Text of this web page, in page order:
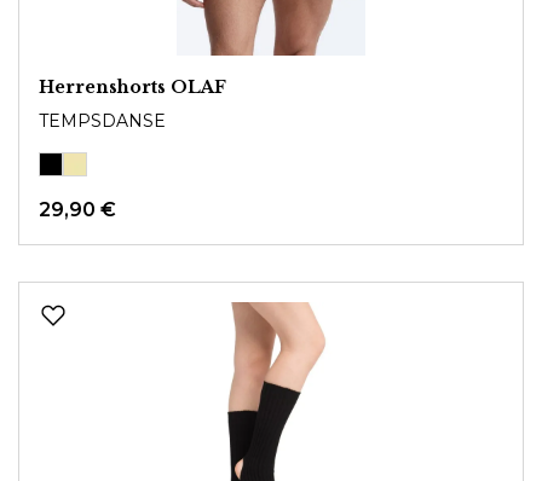
Herrenshorts OLAF
TEMPSDANSE
29,90 €